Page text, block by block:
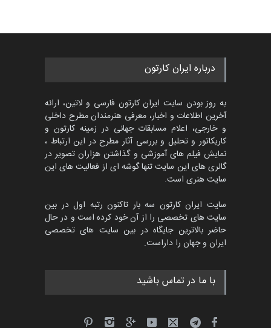
درباره ایران کارتون
به روز بودن سایت ایران کارتون فارسی و لاتین، ارائه
آخرین اطلاعات و اخبار، معرفی هنرمندان مطرح داخلی
و خارجی، اعلام مسابقات جهانی در زمینه کارتون و
کاریکاتور و تحلیل و بررسی آثار مطرح در این ارتباط ،
نمایش فیلم های آموزشی و گذاشتن هزاران تصویر در
گالری های این سایت تنها گوشه ای از فعالیت های این
سایت هنری است.
سایت ایران کارتون سه بار تاکنون رتبه اول در بین
سایت های تخصصی را از آن خود کرده است و در حال
حاضر بالاترین جایگاه در بین سایت های تخصصی
ایران و جهان را داراست.
با ما در تماس باشید